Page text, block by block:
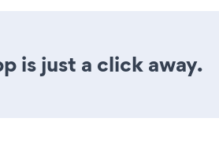
is just a click away.